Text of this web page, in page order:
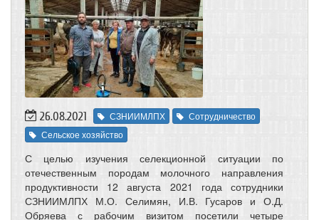
26.08.2021 СЗНИИМЛПХ
Сотрудничество
Сельское хозяйство
С целью изучения селекционной ситуации по
отечественным породам молочного направления
продуктивности 12 августа 2021 года сотрудники
СЗНИИМЛПХ М.О. Селимян, И.В. Гусаров и О.Д.
Обряева с рабочим визитом посетили четыре